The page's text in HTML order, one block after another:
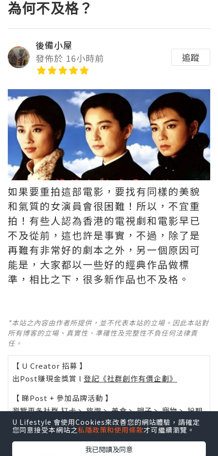
U Lifestyle 會使用Cookies來改善您的網站體驗，請確定
您同意接受本網站之私隱政策和使用條款才可繼續瀏覽。
我已閱讀及同意
為何不及格？
後備小屋
發佈於 16小時前
追蹤
如果要重拍這部電影，要找有同樣的美貌
和氣質的女演員會很困難！所以，不宜重
拍！有些人認為香港的電視劇和電影早已
不及從前，這也許是事實，不過，除了是
再難有非常好的劇本之外，另一個原因可
能是，大家都以一些好的經典作品做標
準，相比之下，很多新作品也不及格。 ​​​
*本站之內容由作者所提供，並不代表本站的立場。因此本站對
所有博客的立場、真實性、準確性及完整性不負任何法律責
任。
【 U Creator 招募 】
出Post賺現金獎賞 l 登記《社群創作有價企劃》
【 睇Post + 參加品牌活動 】
瀏覽更多社群打卡丶旅遊丶美食丶親子丶寵物丶扮靚
攻略及活動情報
U Blog開咗WhatsApp啦！發掘更多吃喝玩樂資訊！